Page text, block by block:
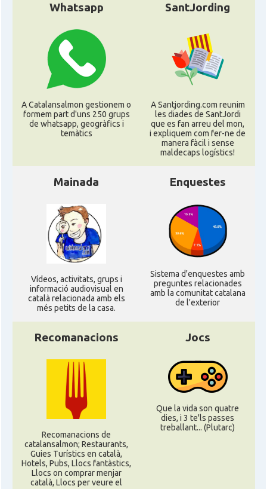
Whatsapp
A Catalansalmon gestionem o
formem part d'uns 250 grups
de whatsapp, geogràfics i
temàtics
SantJording
A Santjording.com reunim
les diades de SantJordi
que es fan arreu del mon,
i expliquem com fer-ne de
manera fàcil i sense
maldecaps logí­stics!
Mainada
Ví­deos, activitats, grups i
informació audiovisual en
català relacionada amb els
més petits de la casa.
Enquestes
Sistema d'enquestes amb
preguntes relacionades
amb la comunitat catalana
de l'exterior
Recomanacions
Recomanacions de
catalansalmon; Restaurants,
Guies Turístics en català,
Hotels, Pubs, Llocs fantàstics,
Llocs on comprar menjar
català, Llocs per veure el
Jocs
Que la vida son quatre
dies, i 3 te'ls passes
treballant... (Plutarc)